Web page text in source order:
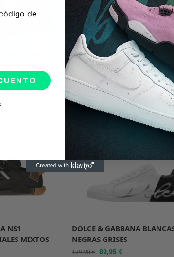
NS1
MIXTOS
DOLCE & GABBANA
NEGRAS GRISES
179,90€ 89,95€
de